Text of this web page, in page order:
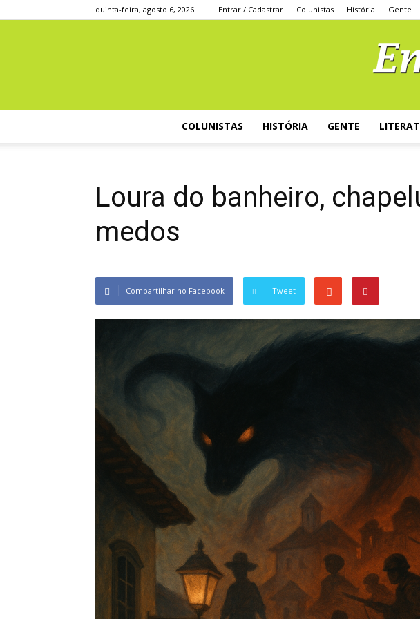
quinta-feira, agosto 6, 2026 Entrar / Cadastrar Colunistas História Gente
COLUNISTAS HISTÓRIA GENTE
Loura do banheiro,
medos
Compartilhar no Facebook Tweet